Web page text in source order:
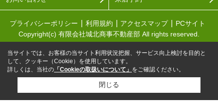
プライバシーポリシー 利用規約 アクセスマップ
PCサイト
Copyright(c) 有限会社城北商事不動産部 All rights reserved.
当サイトでは、お客様の当サイト利用状況把握、サービス向上検討を目的と
して、クッキー（Cookie）を使用しています。
詳しくは、当社の 「Cookieの取扱いについて」 をご確認ください。
閉じる